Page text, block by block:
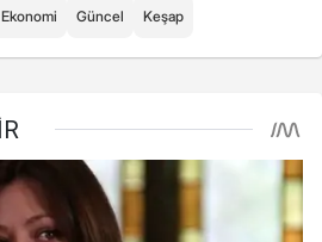
Ekonomi Güncel Keşap